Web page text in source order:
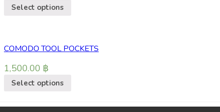
Select options
COMODO TOOL POCKETS
1,500.00 ฿
Select options